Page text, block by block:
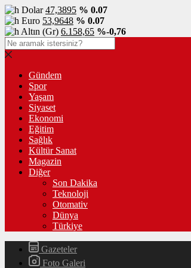
Dolar47,3895 % 0.07
Euro 53,9648 % 0.07
Altın (Gr) 6.158,65 %-0,76
Gündem
Spor
Yaşam
Siyaset
Ekonomi
Eğitim
Sağlık
Kültür Sanat
Magazin
Diğer
Son Dakika
Teknoloji
Otomativ
Dünya
Türkiye
Gazeteler
Foto Galeri